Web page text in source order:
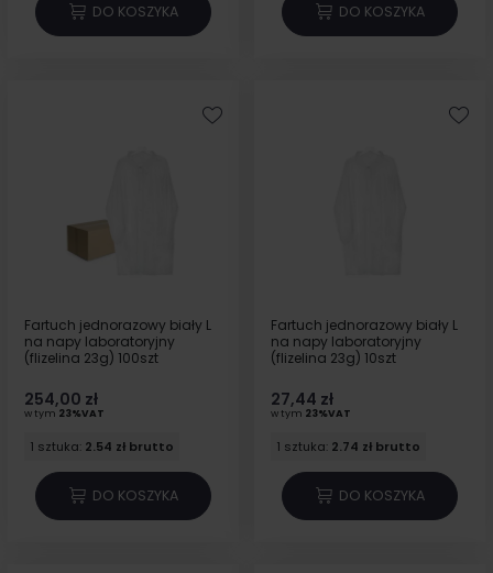
DO KOSZYKA DO KOSZYKA
Fartuch jednorazowy biały L
na napy laboratoryjny
(flizelina 23g) 100szt
254,00 zł
w tym 23%VAT
1 sztuka: 2.54 zł brutto
DO KOSZYKA
Fartuch jednorazowy biały L
na napy laboratoryjny
(flizelina 23g) 10szt
27,44 zł
w tym 23%VAT
1 sztuka: 2.74 zł brutto
DO KOSZYKA